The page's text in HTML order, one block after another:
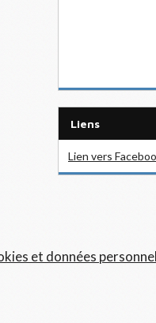
Liens
Lien vers
et données